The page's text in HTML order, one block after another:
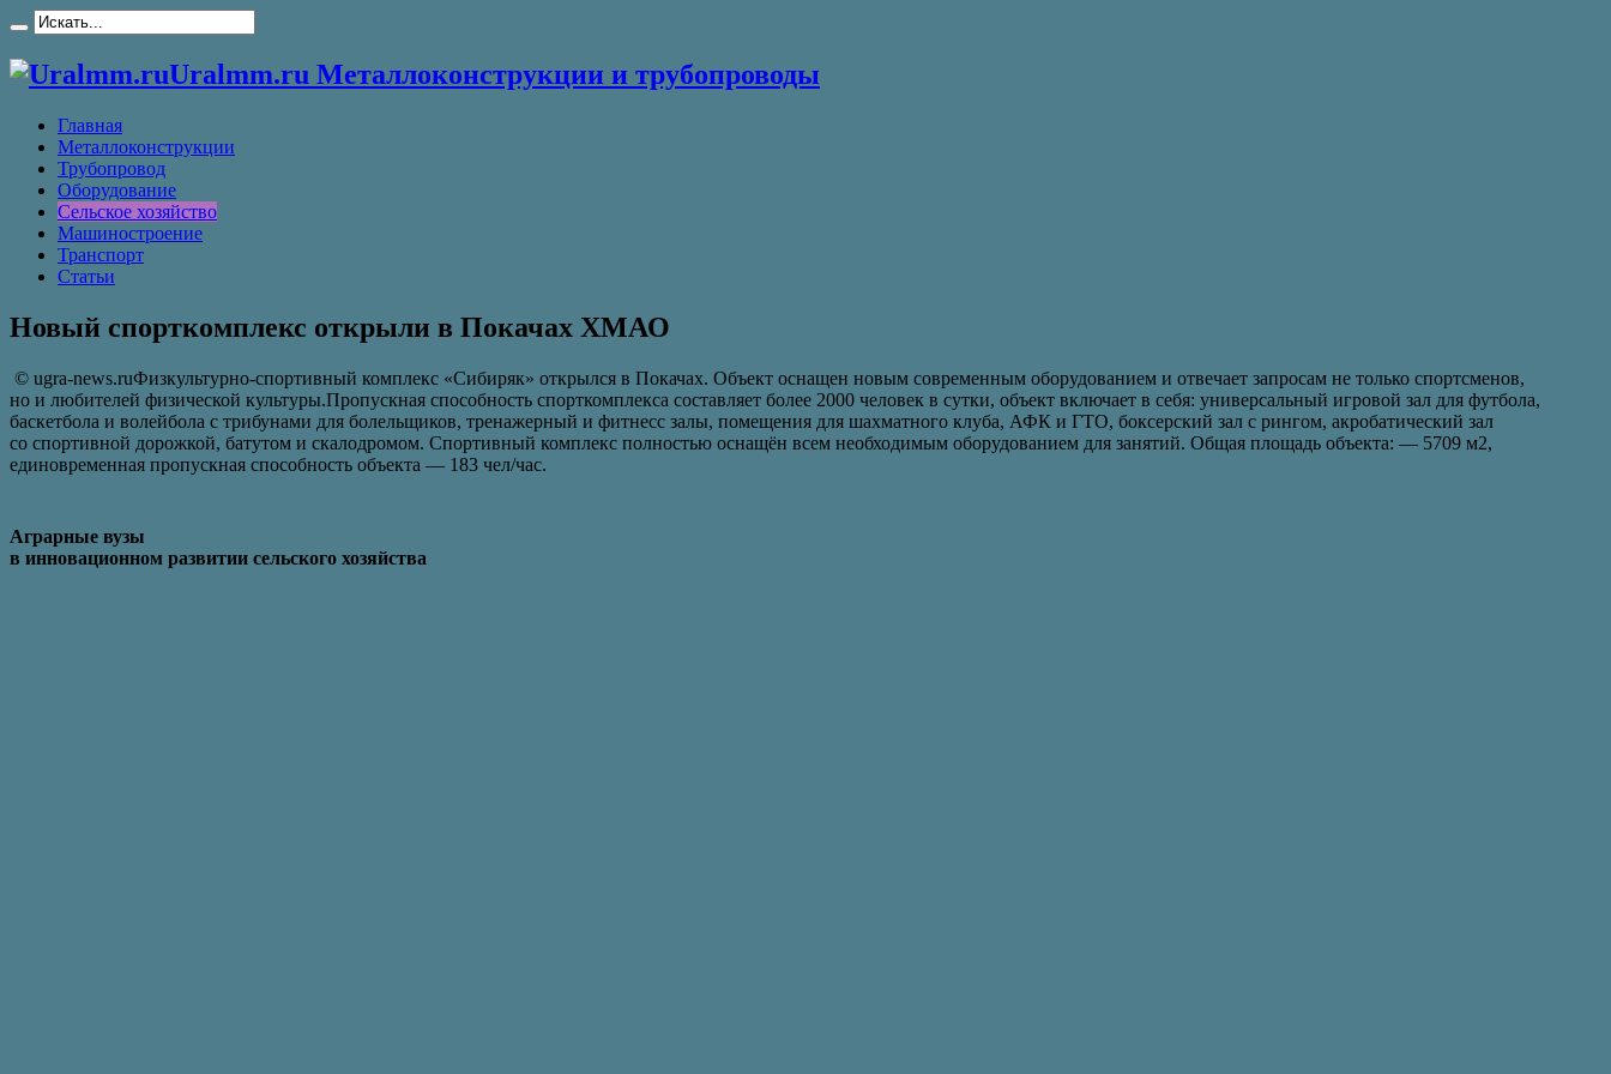
Uralmm.ru Металлоконструкции и трубопроводы
Главная
Металлоконструкции
Трубопровод
Оборудование
Сельское хозяйство
Машиностроение
Транспорт
Статьи
Новый спорткомплекс открыли в Покачах ХМАО
© ugra-news.ruФизкультурно-спортивный комплекс «Сибиряк» открылся в Покачах. Объект оснащен новым современным оборудованием и отвечает запросам не только спортсменов,
но и любителей физической культуры.Пропускная способность спорткомплекса составляет более 2000 человек в сутки, объект включает в себя: универсальный игровой зал для футбола,
баскетбола и волейбола с трибунами для болельщиков, тренажерный и фитнесс залы, помещения для шахматного клуба, АФК и ГТО, боксерский зал с рингом, акробатический зал
со спортивной дорожкой, батутом и скалодромом. Спортивный комплекс полностью оснащён всем необходимым оборудованием для занятий. Общая площадь объекта: — 5709 м2,
единовременная пропускная способность объекта — 183 чел/час.
Аграрные вузы
в инновационном развитии сельского хозяйства